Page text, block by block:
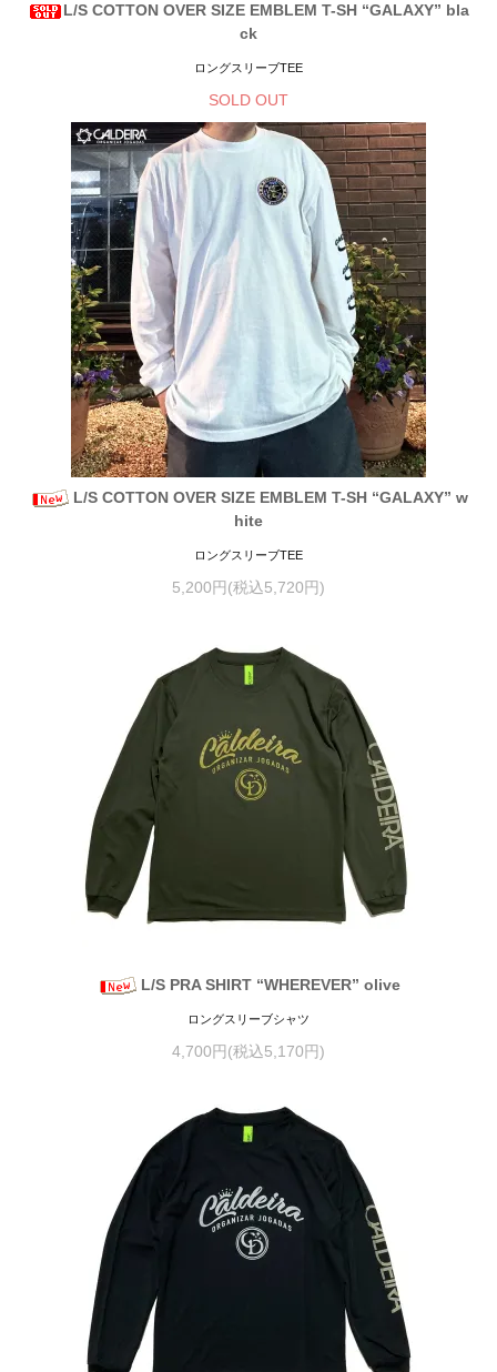
L/S COTTON OVER SIZE EMBLEM T-SH “GALAXY” bla
ck
ロングスリーブTEE
SOLD OUT
L/S COTTON OVER SIZE EMBLEM T-SH “GALAXY” w
hite
ロングスリーブTEE
5,200円(税込5,720円)
L/S PRA SHIRT “WHEREVER” olive
ロングスリーブシャツ
4,700円(税込5,170円)